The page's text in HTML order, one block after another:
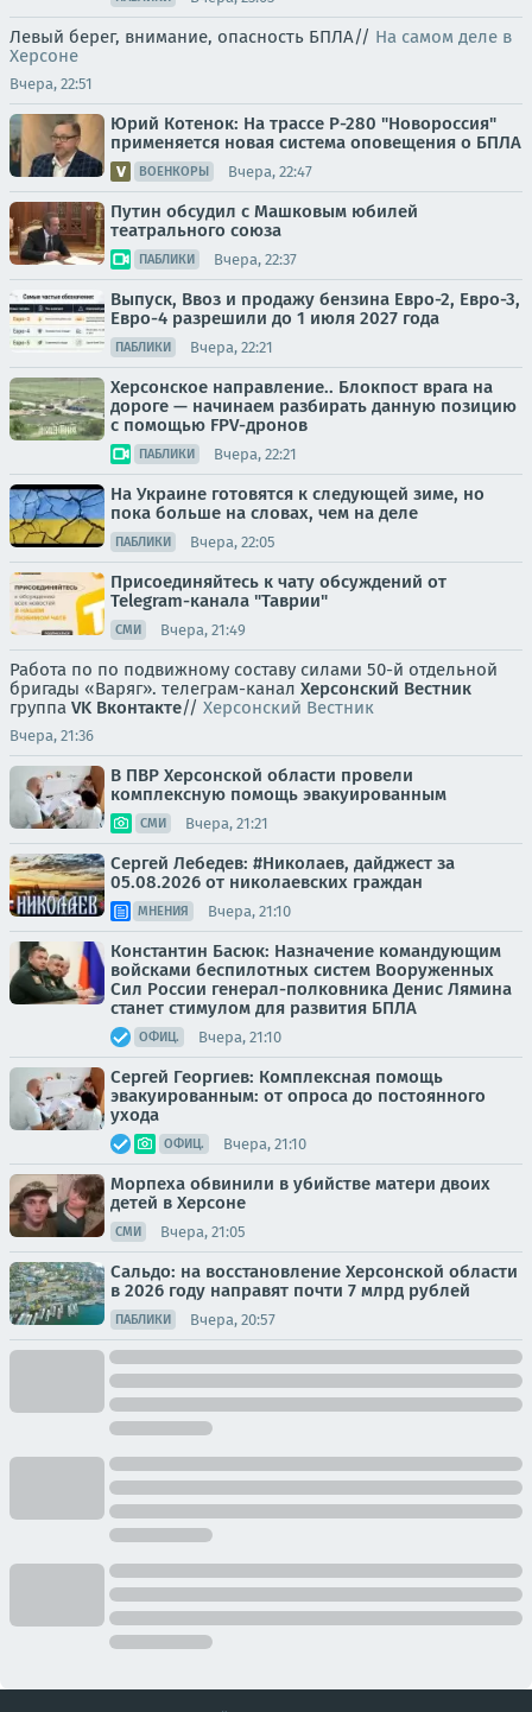
Левый берег, внимание, опасность БПЛА// На самом деле в
Херсоне
Вчера, 22:51
Юрий Котенок: На трассе Р-280 "Новороссия"
применяется новая система оповещения о БПЛА
ВОЕНКОРЫ Вчера, 22:47
Путин обсудил с Машковым юбилей
театрального союза
ПАБЛИКИ Вчера, 22:37
Выпуск, Ввоз и продажу бензина Евро-2, Евро-3,
Евро-4 разрешили до 1 июля 2027 года
ПАБЛИКИ Вчера, 22:21
Херсонское направление.. Блокпост врага на
дороге — начинаем разбирать данную позицию
с помощью FPV-дронов
ПАБЛИКИ Вчера, 22:21
На Украине готовятся к следующей зиме, но
пока больше на словах, чем на деле
ПАБЛИКИ Вчера, 22:05
Присоединяйтесь к чату обсуждений от
Telegram-канала "Таврии"
СМИ Вчера, 21:49
Работа по по подвижному составу силами 50-й отдельной
бригады «Варяг». телеграм-канал Херсонский Вестник
группа VK Вконтакте// Херсонский Вестник
Вчера, 21:36
В ПВР Херсонской области провели
комплексную помощь эвакуированным
СМИ Вчера, 21:21
Сергей Лебедев: #Николаев, дайджест за
05.08.2026 от николаевских граждан
МНЕНИЯ Вчера, 21:10
Константин Басюк: Назначение командующим
войсками беспилотных систем Вооруженных
Сил России генерал-полковника Денис Лямина
станет стимулом для развития БПЛА
ОФИЦ. Вчера, 21:10
Сергей Георгиев: Комплексная помощь
эвакуированным: от опроса до постоянного
ухода
ОФИЦ. Вчера, 21:10
Морпеха обвинили в убийстве матери двоих
детей в Херсоне
СМИ Вчера, 21:05
Сальдо: на восстановление Херсонской области
в 2026 году направят почти 7 млрд рублей
ПАБЛИКИ Вчера, 20:57